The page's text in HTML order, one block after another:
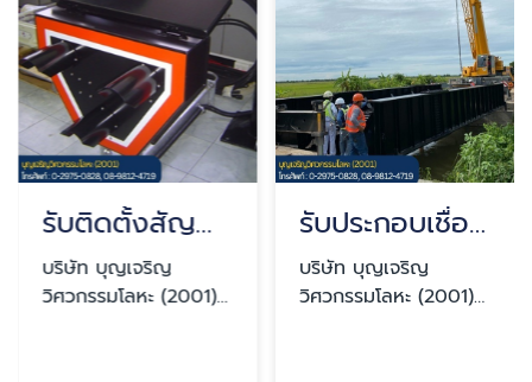
รับติดตั้งสัญญาณไฟจราจร ปทุมธานี
บริษัท บุญเจริญ
วิศวกรรมโลหะ (2001)
รับประกอบเชื่อมชิ้นเหล็กและงานสแตนเลส ผลิตงาน OEM
บริษัท บุญเจริญ
วิศวกรรมโลหะ (2001)